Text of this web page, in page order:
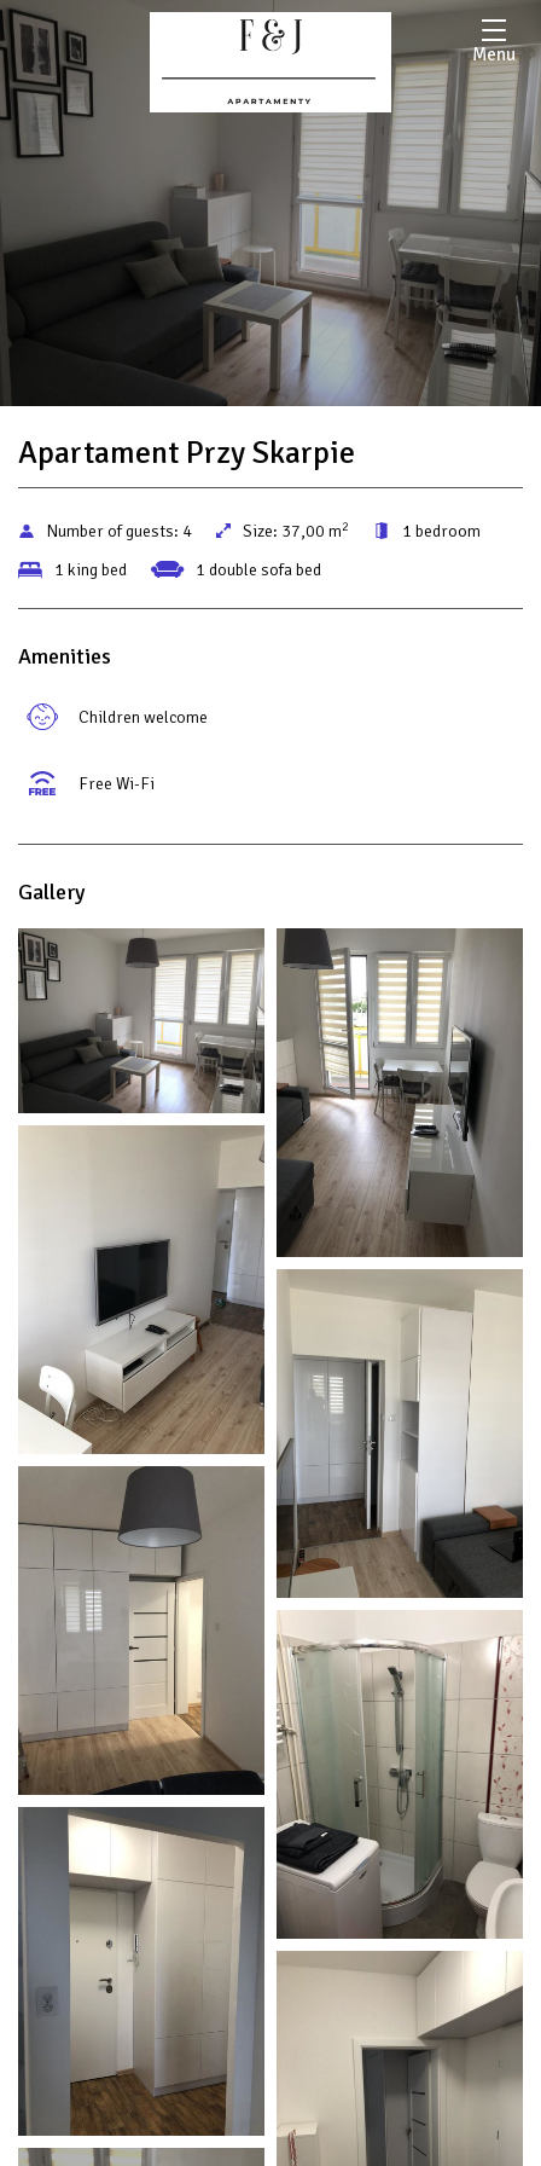
Menu
Apartament Przy Skarpie
Number of guests: 4 Size: 37,00 m2
1 bedroom
1 king bed
1 double sofa bed
Amenities
Children welcome
Free Wi-Fi
Gallery